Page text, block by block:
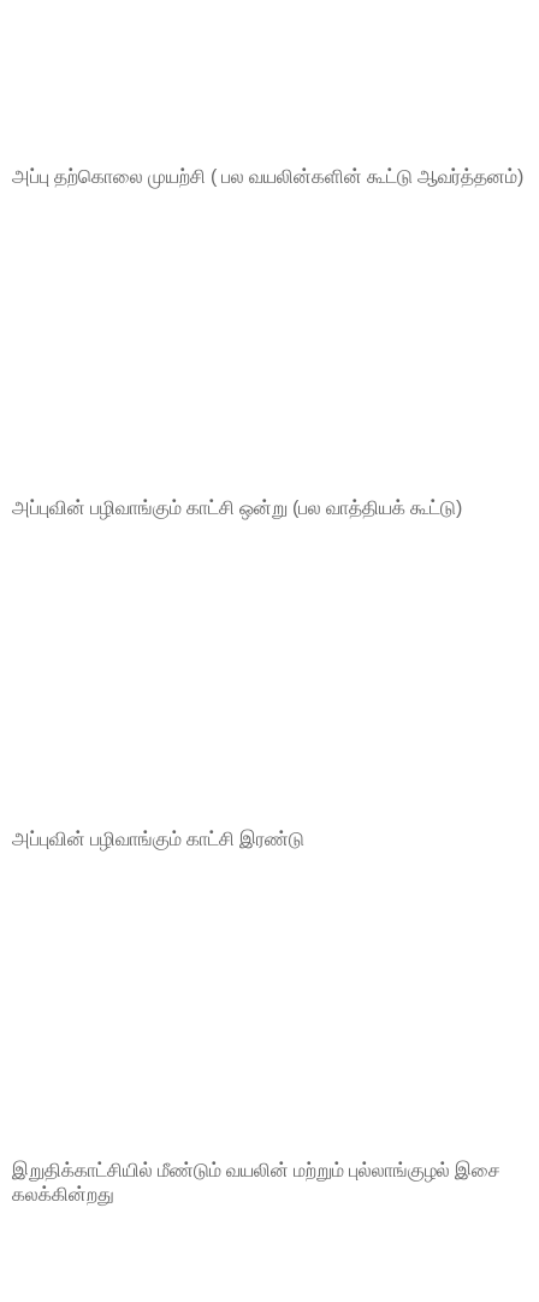
அப்பு தற்கொலை முயற்சி ( பல வயலின்களின் கூட்டு ஆவர்த்தனம்)
அப்புவின் பழிவாங்கும் காட்சி ஒன்று (பல வாத்தியக் கூட்டு)
அப்புவின் பழிவாங்கும் காட்சி இரண்டு
இறுதிக்காட்சியில் மீண்டும் வயலின் மற்றும் புல்லாங்குழல் இசை
கலக்கின்றது